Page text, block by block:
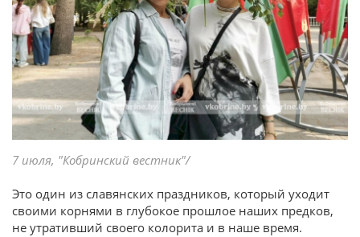
7 июля, "Кобринский вестник"/
Это один из славянских праздников, который уходит
своими корнями в глубокое прошлое наших предков,
не утративший своего колорита и в наше время.